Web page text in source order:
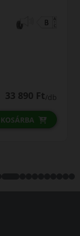
33 890 Ft/db
KOSÁRBA